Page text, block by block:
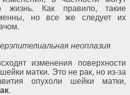
жизнь. Как правило, такие
но все же следует их
неоплазия
изменения поверхности
матки. Это не рак, но из-за
опухоли шейки матки,
.